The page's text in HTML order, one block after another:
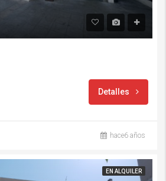
Detalles
hace6 años
EN ALQUILER